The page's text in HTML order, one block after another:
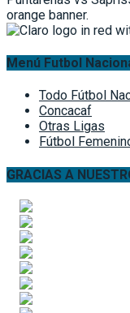
Menú Futbol
Todo Fútbol
Concacaf
Otras Ligas
Fútbol
GRACIAS A